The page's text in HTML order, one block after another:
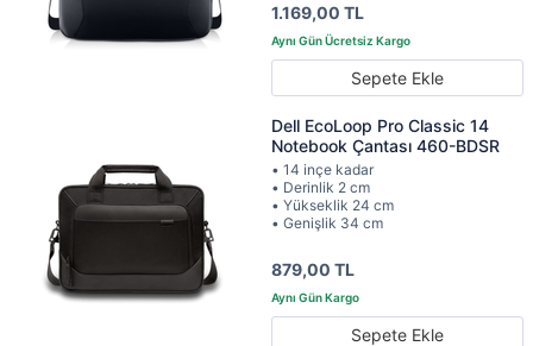
1.169,00 TL
Sepete Ekle
Dell EcoLoop Pro Classic 14
Notebook Çantası 460-BDSR
• 14 inçe kadar
• Derinlik 2 cm
• Yükseklik 24 cm
• Genişlik 34 cm
879,00 TL
Sepete Ekle